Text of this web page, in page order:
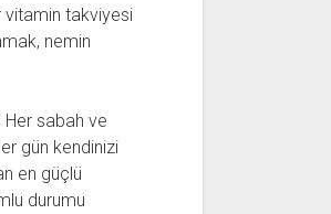
vitamin takviyesi
nemin
Her sabah ve
gün kendinizi
en güçlü
durumu